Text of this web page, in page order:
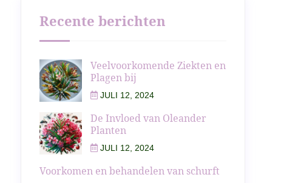
Recente berichten
Veelvoorkomende Ziekten en
Plagen bij
JULI 12, 2024
De Invloed van Oleander
Planten
JULI 12, 2024
Voorkomen en behandelen van schurft